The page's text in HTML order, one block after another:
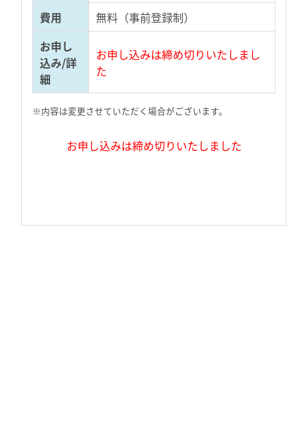
費用
無料（事前登録制）
お申し
込み/詳
細
お申し込みは締め切りいたしまし
た
※内容は変更させていただく場合がございます。
お申し込みは締め切りいたしました